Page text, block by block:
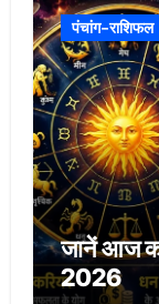
पंचांग-राशिफल
जानें आज
2026